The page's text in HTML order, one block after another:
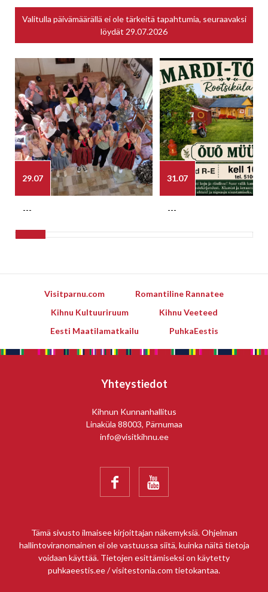
Valitulla päivämäärällä ei ole tärkeitä tapahtumia, seuraavaksi
löydät 29.07.2026
29.07
---
31.07
---
Visitparnu.com
Romantiline Rannatee
Kihnu Kultuuriruum
Kihnu Veeteed
Eesti Maatilamatkailu
PuhkaEestis
Yhteystiedot
Kihnun Kunnanhallitus
Linaküla 88003, Pärnumaa
info@visitkihnu.ee
 
Tämä sivusto ilmaisee kirjoittajan näkemyksiä. Ohjelman
hallintoviranomainen ei ole vastuussa siitä, kuinka näitä tietoja
voidaan käyttää. Tietojen esittämiseksi on käytetty
puhkaeestis.ee / visitestonia.com tietokantaa.